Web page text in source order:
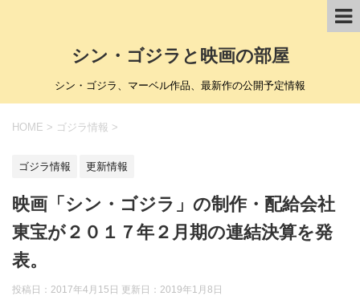
シン・ゴジラと映画の部屋
シン・ゴジラ、マーベル作品、最新作の公開予定情報
HOME > ゴジラ情報 >
ゴジラ情報 更新情報
映画「シン・ゴジラ」の制作・配給会社
東宝が２０１７年２月期の連結決算を発
表。
投稿日：2017年4月15日 更新日： 2019年1月8日